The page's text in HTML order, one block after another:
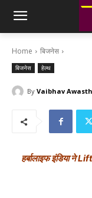
Home बिजनेस
बिजनेस हेल्थ
By Vaibhav
हर्बालाइफ इंडिया ने